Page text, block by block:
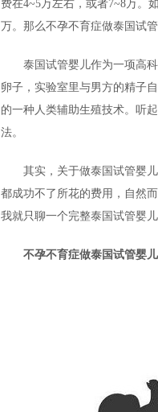
费在4~5万左右，或者7~8万。
万。那么不孕不育症做泰国试
泰国试管婴儿作为一项高
卵子，实验室里与男方的精子
的一种人类辅助生殖技术。听
法。
其实，关于做泰国试管婴
都成功不了所花的费用，自然
我就只聊一个完整泰国试管婴儿
不孕不育症做泰国试管婴